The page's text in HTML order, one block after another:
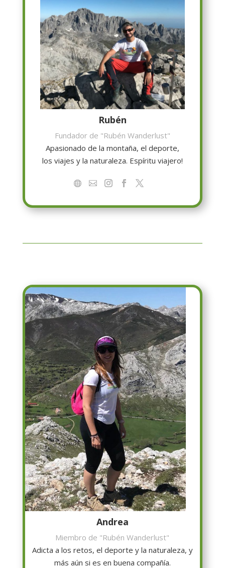
Rubén
Fundador de "Rubén Wanderlust"
Apasionado de la montaña, el deporte,
los viajes y la naturaleza. Espíritu viajero!
Andrea
Miembro de "Rubén Wanderlust"
Adicta a los retos, el deporte y la naturaleza, y
más aún si es en buena compañía.